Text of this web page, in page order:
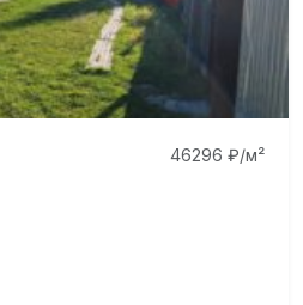
46296 ₽/м²